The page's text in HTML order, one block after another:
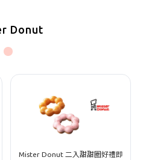
Donut
Mister Donut 二入甜甜圈好禮即